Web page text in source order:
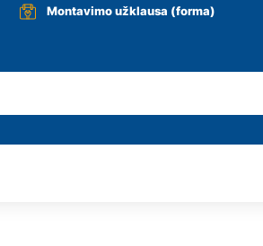
Montavimo užklausa (forma)